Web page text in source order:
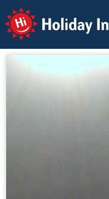
Holiday Info